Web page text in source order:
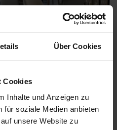
Über Cookies
Cookies
Inhalte und Anzeigen zu
für soziale Medien anbieten
unsere Website zu